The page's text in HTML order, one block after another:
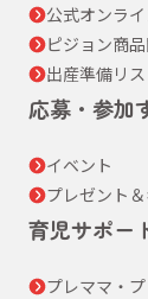
公式オンラ
ピジョン商
出産準備リス
応募・参加
イベント
プレゼント
育児サポー
プレママ・